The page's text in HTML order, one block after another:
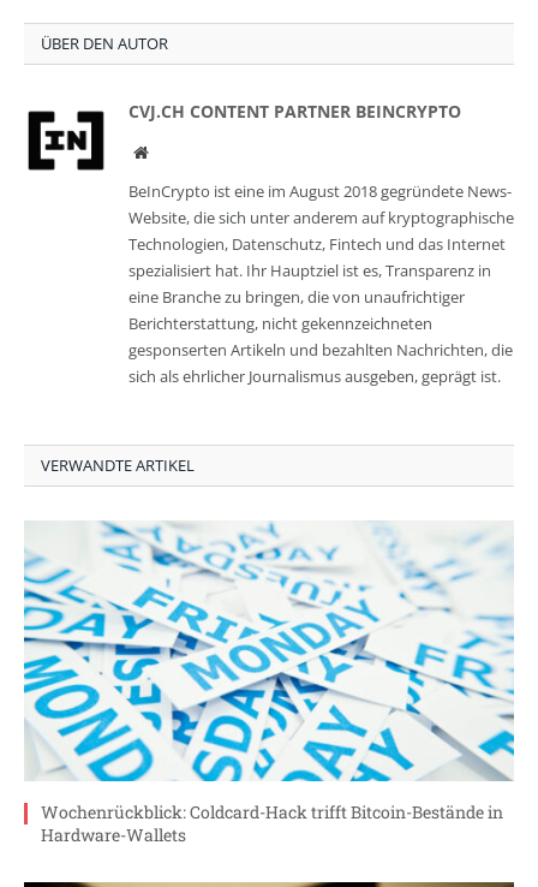
ÜBER DEN AUTOR
CVJ.CH CONTENT PARTNER BEINCRYPTO
Website
BeInCrypto ist eine im August 2018 gegründete News-
Website, die sich unter anderem auf kryptographische
Technologien, Datenschutz, Fintech und das Internet
spezialisiert hat. Ihr Hauptziel ist es, Transparenz in
eine Branche zu bringen, die von unaufrichtiger
Berichterstattung, nicht gekennzeichneten
gesponserten Artikeln und bezahlten Nachrichten, die
sich als ehrlicher Journalismus ausgeben, geprägt ist.
VERWANDTE ARTIKEL
Wochenrückblick: Coldcard-Hack trifft Bitcoin-Bestände in
Hardware-Wallets